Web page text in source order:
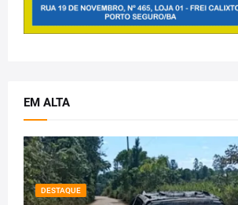
EM ALTA
DESTAQUE